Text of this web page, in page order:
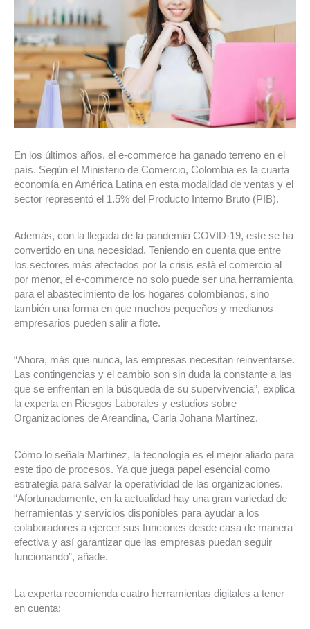
En los últimos años, el e-commerce ha ganado terreno en el
país. Según el Ministerio de Comercio, Colombia es la cuarta
economía en América Latina en esta modalidad de ventas y el
sector representó el 1.5% del Producto Interno Bruto (PIB).
Además, con la llegada de la pandemia COVID-19, este se ha
convertido en una necesidad. Teniendo en cuenta que entre
los sectores más afectados por la crisis está el comercio al
por menor, el e-commerce no solo puede ser una herramienta
para el abastecimiento de los hogares colombianos, sino
también una forma en que muchos pequeños y medianos
empresarios pueden salir a flote.
“Ahora, más que nunca, las empresas necesitan reinventarse.
Las contingencias y el cambio son sin duda la constante a las
que se enfrentan en la búsqueda de su supervivencia”, explica
la experta en Riesgos Laborales y estudios sobre
Organizaciones de Areandina, Carla Johana Martínez.
Cómo lo señala Martínez, la tecnología es el mejor aliado para
este tipo de procesos. Ya que juega papel esencial como
estrategia para salvar la operatividad de las organizaciones.
“Afortunadamente, en la actualidad hay una gran variedad de
herramientas y servicios disponibles para ayudar a los
colaboradores a ejercer sus funciones desde casa de manera
efectiva y así garantizar que las empresas puedan seguir
funcionando”, añade.
La experta recomienda cuatro herramientas digitales a tener
en cuenta: